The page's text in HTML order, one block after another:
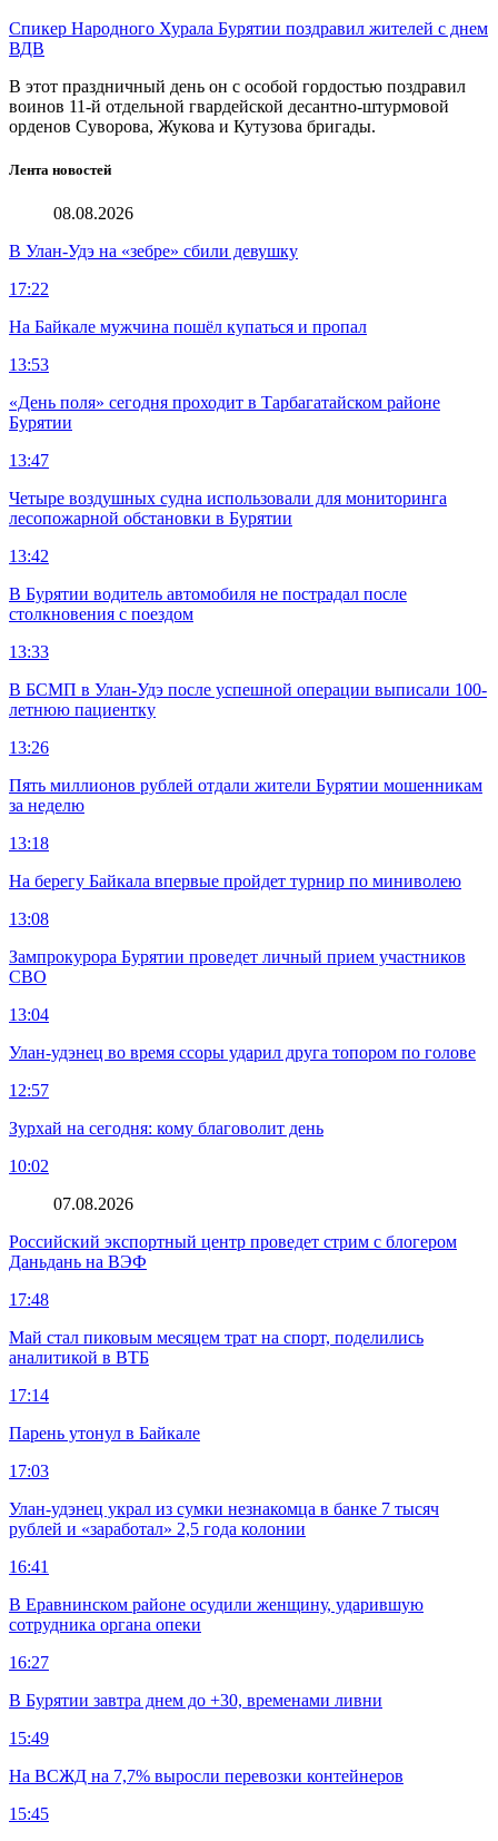
Спикер Народного Хурала Бурятии поздравил жителей с днем
ВДВ
В этот праздничный день он с особой гордостью поздравил
воинов 11-й отдельной гвардейской десантно-штурмовой
орденов Суворова, Жукова и Кутузова бригады.
Лента новостей
08.08.2026
В Улан-Удэ на «зебре» сбили девушку
17:22
На Байкале мужчина пошёл купаться и пропал
13:53
«День поля» сегодня проходит в Тарбагатайском районе
Бурятии
13:47
Четыре воздушных судна использовали для мониторинга
лесопожарной обстановки в Бурятии
13:42
В Бурятии водитель автомобиля не пострадал после
столкновения с поездом
13:33
В БСМП в Улан-Удэ после успешной операции выписали 100-
летнюю пациентку
13:26
Пять миллионов рублей отдали жители Бурятии мошенникам
за неделю
13:18
На берегу Байкала впервые пройдет турнир по миниволею
13:08
Зампрокурора Бурятии проведет личный прием участников
СВО
13:04
Улан-удэнец во время ссоры ударил друга топором по голове
12:57
Зурхай на сегодня: кому благоволит день
10:02
07.08.2026
Российский экспортный центр проведет стрим с блогером
Даньдань на ВЭФ
17:48
Май стал пиковым месяцем трат на спорт, поделились
аналитикой в ВТБ
17:14
Парень утонул в Байкале
17:03
Улан-удэнец украл из сумки незнакомца в банке 7 тысяч
рублей и «заработал» 2,5 года колонии
16:41
В Еравнинском районе осудили женщину, ударившую
сотрудника органа опеки
16:27
В Бурятии завтра днем до +30, временами ливни
15:49
На ВСЖД на 7,7% выросли перевозки контейнеров
15:45